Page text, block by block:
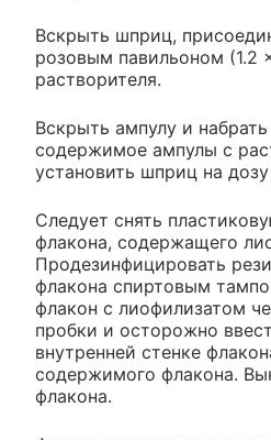
Вскрыть шприц,
розовым павильоном (1.2
растворителя.
Вскрыть ампулу и
содержимое ампулы с
установить шприц на
Следует снять
флакона, содержащего
Продезинфицировать
флакона спиртовым
флакон с лиофилизатом
пробки и осторожно
внутренней стенке
содержимого флакона.
флакона.